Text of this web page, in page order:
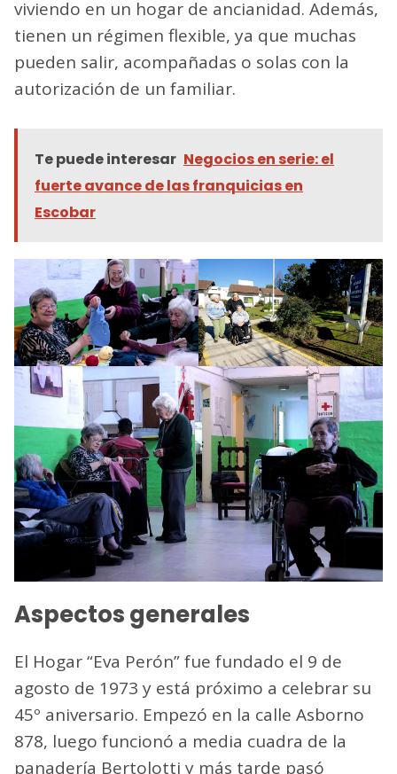
viviendo en un hogar de ancianidad. Además,
tienen un régimen flexible, ya que muchas
pueden salir, acompañadas o solas con la
autorización de un familiar.
Te puede interesar Negocios en serie: el
fuerte avance de las franquicias en
Escobar
Aspectos generales
El Hogar “Eva Perón” fue fundado el 9 de
agosto de 1973 y está próximo a celebrar su
45º aniversario. Empezó en la calle Asborno
878, luego funcionó a media cuadra de la
panadería Bertolotti y más tarde pasó